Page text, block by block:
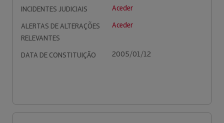
INCIDENTES JUDICIAIS
Aceder
ALERTAS DE ALTERAÇÕES
RELEVANTES
Aceder
DATA DE CONSTITUIÇÃO 2005/01/12